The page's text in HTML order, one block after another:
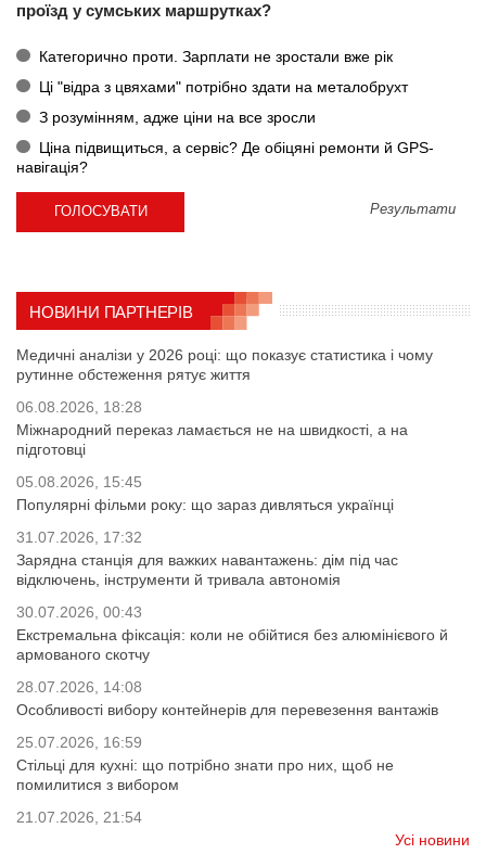
проїзд у сумських маршрутках?
Категорично проти. Зарплати не зростали вже рік
Ці "відра з цвяхами" потрібно здати на металобрухт
З розумінням, адже ціни на все зросли
Ціна підвищиться, а сервіс? Де обіцяні ремонти й GPS-
навігація?
Результати
НОВИНИ ПАРТНЕРІВ
Медичні аналізи у 2026 році: що показує статистика і чому
рутинне обстеження рятує життя
06.08.2026, 18:28
Міжнародний переказ ламається не на швидкості, а на
підготовці
05.08.2026, 15:45
Популярні фільми року: що зараз дивляться українці
31.07.2026, 17:32
Зарядна станція для важких навантажень: дім під час
відключень, інструменти й тривала автономія
30.07.2026, 00:43
Екстремальна фіксація: коли не обійтися без алюмінієвого й
армованого скотчу
28.07.2026, 14:08
Особливості вибору контейнерів для перевезення вантажів
25.07.2026, 16:59
Стільці для кухні: що потрібно знати про них, щоб не
помилитися з вибором
21.07.2026, 21:54
Усі новини